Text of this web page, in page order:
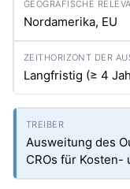
Nordamerika, EU
Langfristig (≥ 4
Ausweitung des
CROs für